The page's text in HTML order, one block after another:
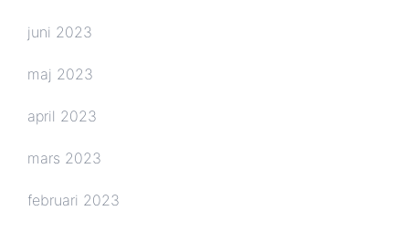
juni 2023
maj 2023
april 2023
mars 2023
februari 2023